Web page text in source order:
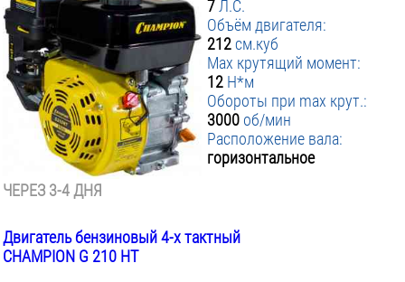
7 Л.С.
Объём двигателя:
212см.куб
Max крутящий момент:
12 Н*м
Обороты при max крут.:
3000 об/мин
Расположение вала:
горизонтальное
ЧЕРЕЗ 3-4 ДНЯ
Двигатель бензиновый 4-х тактный
CHAMPION G 210 HT